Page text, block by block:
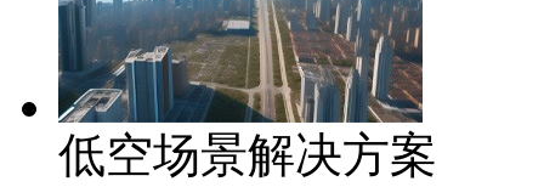
低空场景解决方案